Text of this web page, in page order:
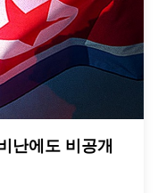
난에도 비공개